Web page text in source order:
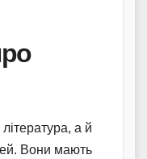
а й
Вони мають